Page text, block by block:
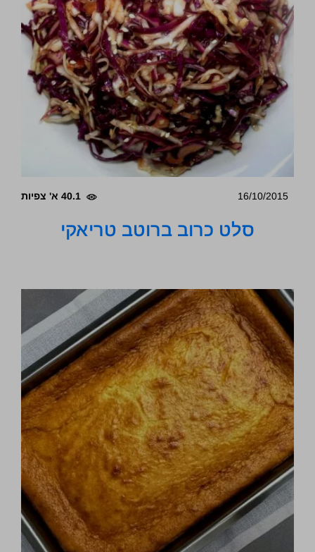
16/10/2015 40.1 א' צפיות
סלט כרוב ברוטב טריאקי